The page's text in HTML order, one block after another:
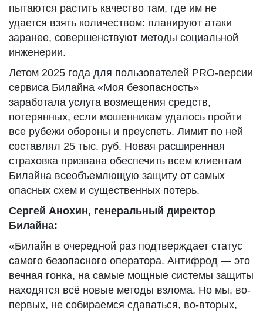
пытаются растить качество там, где им не
удается взять количеством: планируют атаки
заранее, совершенствуют методы социальной
инженерии.
Летом 2025 года для пользователей PRO-версии
сервиса Билайна «Моя безопасность»
заработала услуга возмещения средств,
потерянных, если мошенникам удалось пройти
все рубежи обороны и преуспеть. Лимит по ней
составлял 25 тыс. руб. Новая расширенная
страховка призвана обеспечить всем клиентам
Билайна всеобъемлющую защиту от самых
опасных схем и существенных потерь.
Сергей Анохин, генеральный директор
Билайна:
«Билайн в очередной раз подтверждает статус
самого безопасного оператора. Антифрод — это
вечная гонка, на самые мощные системы защиты
находятся всё новые методы взлома. Но мы, во-
первых, не собираемся сдаваться, во-вторых,